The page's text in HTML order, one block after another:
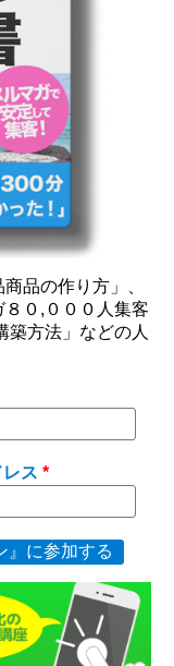
品の作り方」、
８０,０００人集客
築方法」などの人
ス
』に参加する